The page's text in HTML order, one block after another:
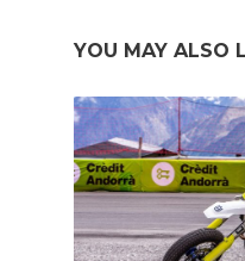
YOU MAY ALSO